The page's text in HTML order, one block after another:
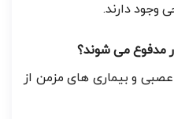
وجود دارند.
مدفوع می شوند؟
و بیماری های مزمن از